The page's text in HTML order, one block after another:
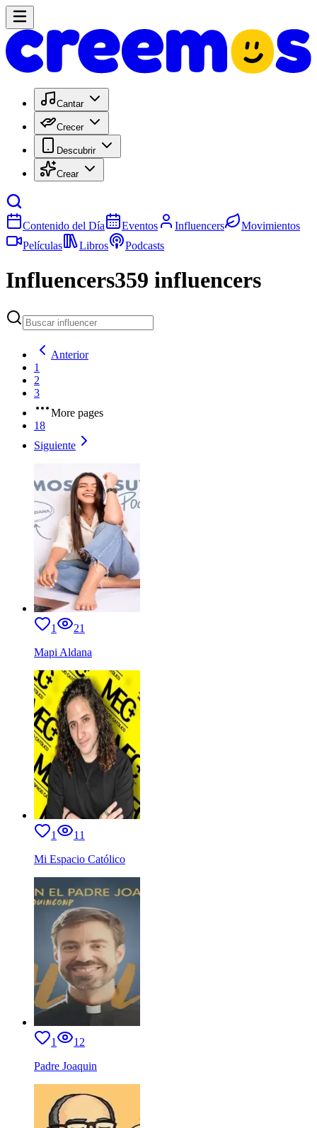
Cantar
Crecer
Descubrir
Crear
Contenido del Día Eventos Influencers
Movimientos
Películas
Libros Podcasts
Influencers359 influencers
Anterior
1
2
3
More pages
18
Siguiente
1
21
Mapi Aldana
1
11
Mi Espacio Católico
1
12
Padre Joaquin